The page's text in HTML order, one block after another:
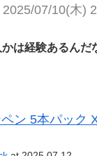
2025/07/10(木)
は経験あるんだ
ン 5本パック